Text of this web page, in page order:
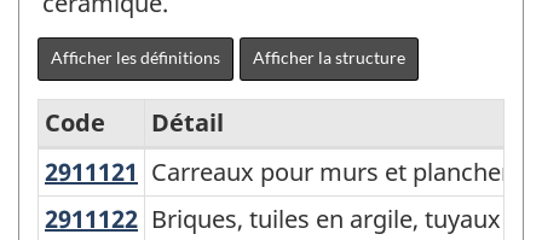
Afficher les définitions Afficher la structure
Variante
du
Code
Détail
2911121 Carreaux pour murs et
Carreaux pour murs et plancher,
2911122 Briques, tuiles en argile,
Briques, tuiles en argile, tuyaux